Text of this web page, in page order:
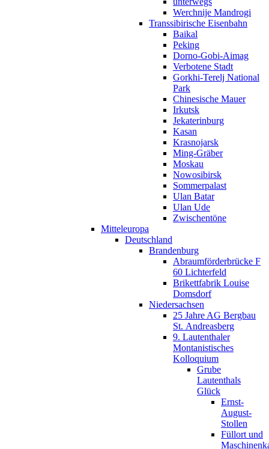
Werchnije Mandrogi
Transsibirische Eisenbahn
Baikal
Peking
Dorno-Gobi-Aimag
Verbotene Stadt
Gorkhi-Terelj National
Park
Chinesische Mauer
Irkutsk
Jekaterinburg
Kasan
Krasnojarsk
Ming-Gräber
Moskau
Nowosibirsk
Sommerpalast
Ulan Batar
Ulan Ude
Zwischentöne
Mitteleuropa
Deutschland
Brandenburg
Abraumförderbrücke F
60 Lichterfeld
Brikettfabrik Louise
Domsdorf
Niedersachsen
25 Jahre AG Bergbau
St. Andreasberg
9. Lautenthaler
Montanistisches
Kolloquium
Grube
Lautenthals
Glück
Ernst-
August-
Stollen
Füllort und